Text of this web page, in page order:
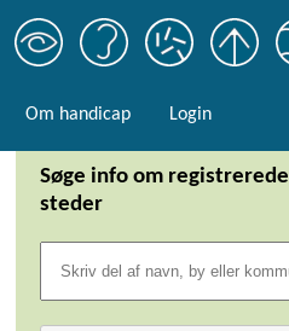
Om handicap Login
Søge info om registrerede
steder